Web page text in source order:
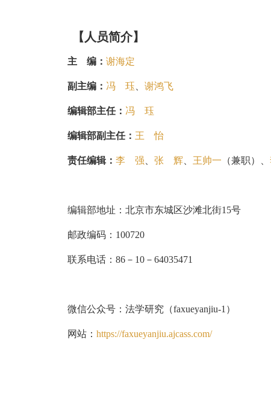
【人员简介】
主 编： 谢海定
副主编： 冯 珏 谢鸿飞
编辑部主任： 冯 珏
编辑部副主任： 王 怡
责任编辑： 李 强 张 辉 王帅一 （兼职）、
编辑部地址：北京市东城区沙滩北街15号
邮政编码：100720
联系电话：86－10－64035471
微信公众号：法学研究（faxueyanjiu-1）
网站： https://faxueyanjiu.ajcass.com/